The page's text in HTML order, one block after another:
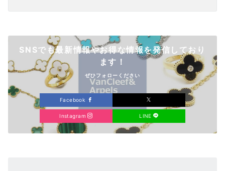
SNSでも最新情報やお得な情報を発信しており
ます！
ぜひフォローください
Facebook
Instagram LINE